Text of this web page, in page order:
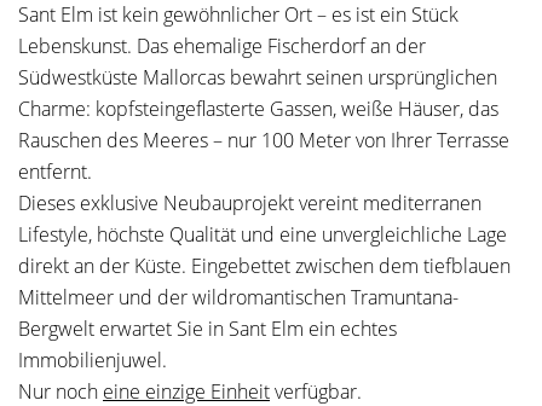
Sant Elm ist kein gewöhnlicher Ort – es ist ein Stück
Lebenskunst. Das ehemalige Fischerdorf an der
Südwestküste Mallorcas bewahrt seinen ursprünglichen
Charme: kopfsteingeflasterte Gassen, weiße Häuser, das
Rauschen des Meeres – nur 100 Meter von Ihrer Terrasse
entfernt.
Dieses exklusive Neubauprojekt vereint mediterranen
Lifestyle, höchste Qualität und eine unvergleichliche Lage
direkt an der Küste. Eingebettet zwischen dem tiefblauen
Mittelmeer und der wildromantischen Tramuntana-
Bergwelt erwartet Sie in Sant Elm ein echtes
Immobilienjuwel.
Nur noch eine einzige Einheitverfügbar.